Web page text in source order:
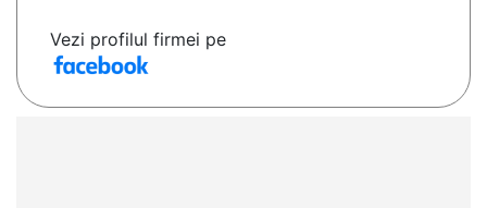
Vezi profilul firmei pe